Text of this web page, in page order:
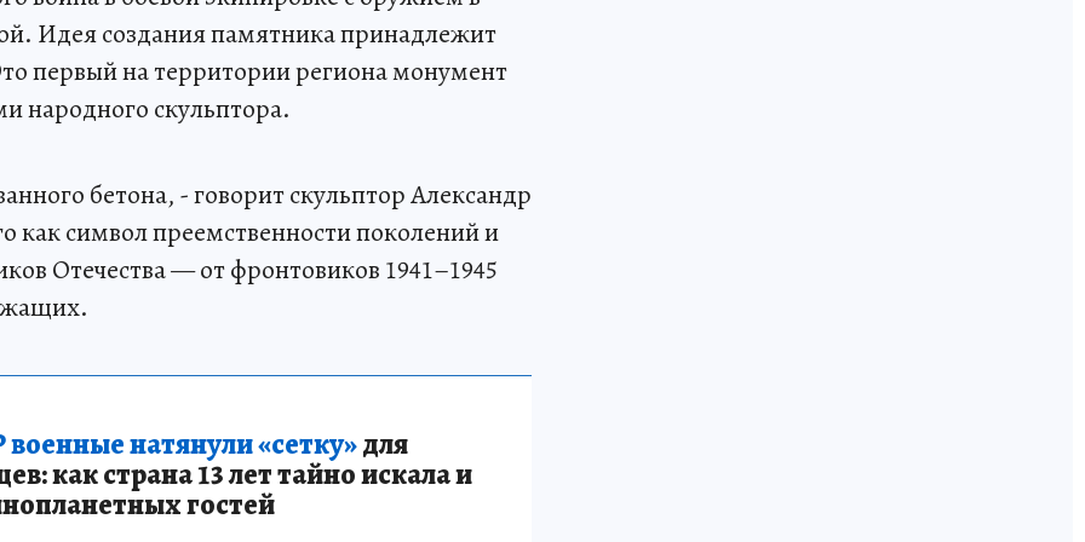
Идея создания памятника принадлежит
первый на территории региона монумент
народного скульптора.
бетона, - говорит скульптор Александр
символ преемственности поколений и
Отечества — от фронтовиков 1941–1945
натянули «сетку»для
как страна 13 лет тайно искала и
гостей